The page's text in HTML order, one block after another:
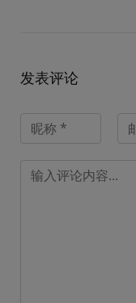
发表评论